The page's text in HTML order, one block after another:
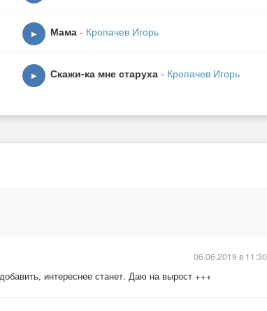
▶ Мама - Кропачев Игорь
▶ Скажи-ка мне старуха - Кропачев Игорь
интереснее станет. Даю на вырост +++
06.06.2019 в 11:30